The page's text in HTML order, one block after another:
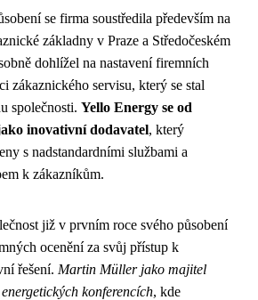
se firma soustředila především na
základny v Praze a Středočeském
dohlížel na nastavení firemních
zákaznického servisu, který se stal
společnosti. Yello Energy se od
inovativní dodavatel, který
s nadstandardními službami a
k zákazníkům.
již v prvním roce svého působení
ocenění za svůj přístup k
řešení. Martin Müller jako majitel
konferencích, kde